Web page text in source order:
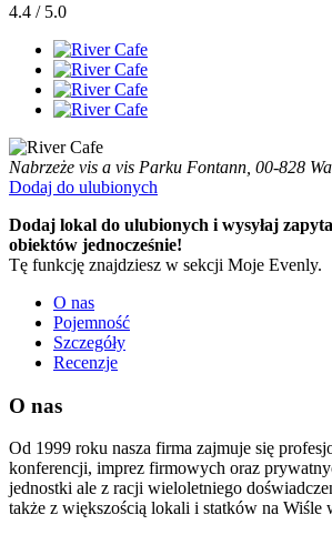
4.4 / 5.0
Nabrzeże vis a vis Parku Fontann, 00-828
Dodaj do ulubionych
Dodaj lokal do ulubionych i wysyłaj
obiektów jednocześnie!
Tę funkcję znajdziesz w sekcji Moje Evenly.
O nas
Pojemność
Szczegóły
Recenzje
O nas
Od 1999 roku nasza firma zajmuje się
konferencji, imprez firmowych oraz
jednostki ale z racji wieloletniego
także z większością lokali i statków na Wiśle